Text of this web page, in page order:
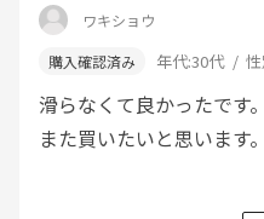
かった ただ宿命で
ぐす必要は出てくる
部分の改善が必要と思われ
F●に軍配が上が
ワキショウ
年代:30代
滑らなくて良かったです。
また買いたいと思います。